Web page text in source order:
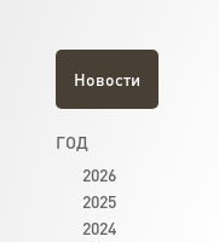
Новости
ГОД
2026
2025
2024